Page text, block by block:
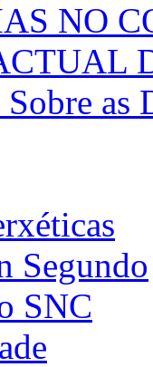
NO
as
Segundo
SNC